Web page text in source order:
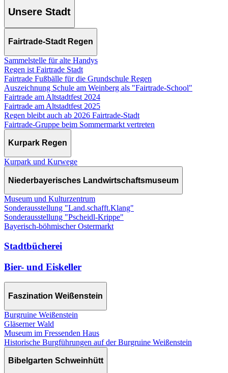
Unsere Stadt
Fairtrade-Stadt Regen
Sammelstelle für alte Handys
Regen ist Fairtrade Stadt
Fairtrade Fußbälle für die Grundschule Regen
Auszeichnung Schule am Weinberg als "Fairtrade-School"
Fairtrade am Altstadtfest 2024
Fairtrade am Altstadtfest 2025
Regen bleibt auch ab 2026 Fairtrade-Stadt
Fairtrade-Gruppe beim Sommermarkt vertreten
Kurpark Regen
Kurpark und Kurwege
Niederbayerisches Landwirtschaftsmuseum
Museum und Kulturzentrum
Sonderausstellung "Land.schafft.Klang"
Sonderausstellung "Pscheidl-Krippe"
Bayerisch-böhmischer Ostermarkt
Stadtbücherei
Bier- und Eiskeller
Faszination Weißenstein
Burgruine Weißenstein
Gläserner Wald
Museum im Fressenden Haus
Historische Burgführungen auf der Burgruine Weißenstein
Bibelgarten Schweinhütt